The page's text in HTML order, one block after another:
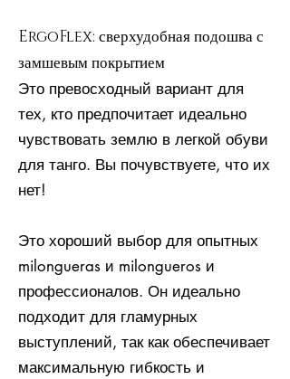
ErgoFlex: сверхудобная подошва с
замшевым покрытием
Это превосходный вариант для
тех, кто предпочитает идеально
чувствовать землю в легкой обуви
для танго. Вы почувствуете, что их
нет!
Это хороший выбор для опытных
milongueras и milongueros и
профессионалов. Он идеально
подходит для гламурных
выступлений, так как обеспечивает
максимальную гибкость и